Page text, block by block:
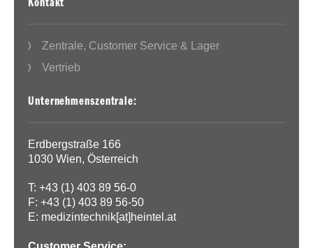
Kontakt
Zentrale, Customer Service & Lager
Vertrieb
Unternehmenszentrale:
Erdbergstraße 166
1030 Wien, Österreich
T: +43 (1) 403 89 56-0
F: +43 (1) 403 89 56-50
E: medizintechnik[at]heintel.at